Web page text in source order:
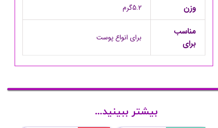
وزن 5.2گرم
مناسب
برای
برای انواع پوست
بیشتر ببینید...